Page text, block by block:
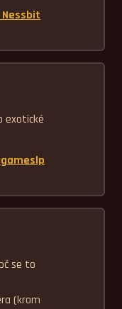
exotické
se to
(krom